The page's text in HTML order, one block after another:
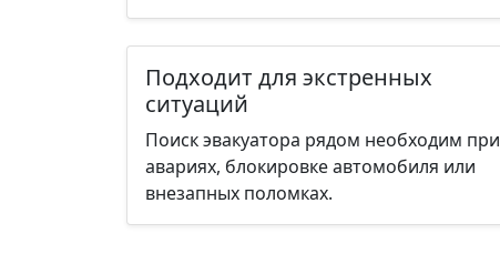
Подходит для экстренных
ситуаций
Поиск эвакуатора рядом необходим при
авариях, блокировке автомобиля или
внезапных поломках.